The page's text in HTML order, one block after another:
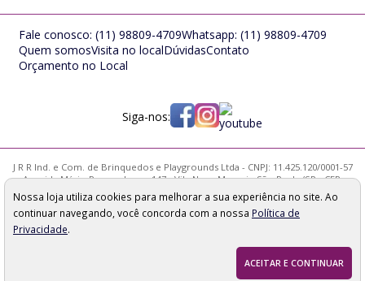
Fale conosco: (11) 98809-4709Whatsapp: (11) 98809-4709
Quem somosVisita no localDúvidasContato
Orçamento no Local
Siga-nos:
J R R Ind. e Com. de Brinquedos e Playgrounds Ltda - CNPJ: 11.425.120/0001-57
Avenida Mário Pernambuco, 147 - Vila Nova Mazzei - São Paulo/SP - CEP:
02314-000
Os preços, quantidade em estoque e condições de pagamento
apresentados neste site não valem necessariamente para nossa loja física e
podem sofrer alterações sem prévia notificação. Imagens meramente
Nossa loja utiliza cookies para melhorar a sua experiência no site. Ao
continuar navegando, você concorda com a nossa Política de
Privacidade.
ACEITAR E CONTINUAR